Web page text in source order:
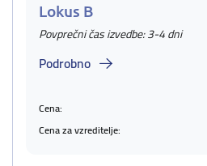
Lokus B
Povprečni čas izvedbe: 3-4 dni
Podrobno
Cena:
Cena za vzreditelje: